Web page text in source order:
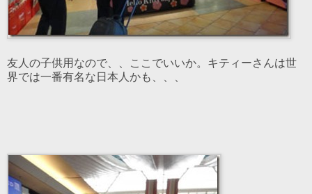
友人の子供用なので、、ここでいいか。キティーさんは世
界では一番有名な日本人かも、、、